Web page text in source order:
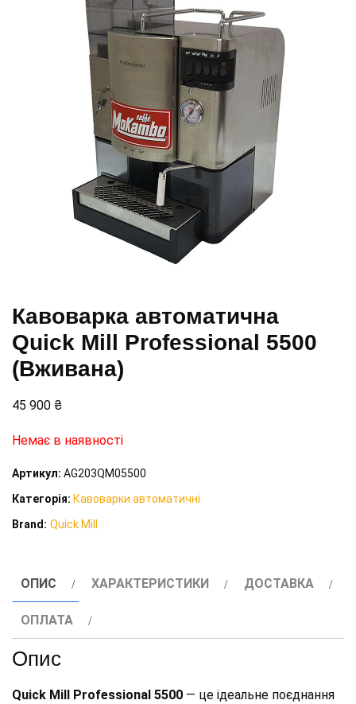
Кавоварка автоматична
Quick Mill Professional 5500
(Вживана)
45 900 ₴
Немає в наявності
Артикул: AG203QM05500
Категорія: Кавоварки автоматичні
Brand: Quick Mill
ОПИС ХАРАКТЕРИСТИКИ ДОСТАВКА
ОПЛАТА
Опис
Quick Mill Professional 5500 — це ідеальне поєднання